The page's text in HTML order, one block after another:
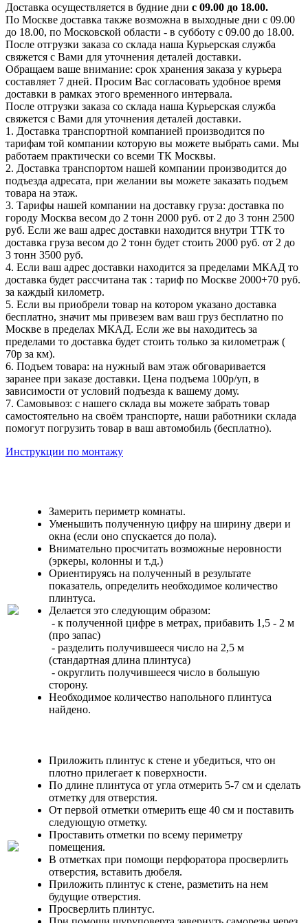
Доставка осуществляется в будние дни с 09.00 до 18.00.
По Москве доставка также возможна в выходные дни с 09.00
до 18.00, по Московской области - в субботу с 09.00 до 18.00.
После отгрузки заказа со склада наша Курьерская служба
свяжется с Вами для уточнения деталей доставки.
Обращаем ваше внимание: срок хранения заказа у курьера
составляет 7 дней. Просим Вас согласовать удобное время
доставки в рамках этого временного интервала.
После отгрузки заказа со склада наша Курьерская служба
свяжется с Вами для уточнения деталей доставки.
1. Доставка транспортной компанией производится по
тарифам той компании которую вы можете выбрать сами. Мы
работаем практически со всеми ТК Москвы.
2. Доставка транспортом нашей компании производится до
подъезда адресата, при желании вы можете заказать подъем
товара на этаж.
3. Тарифы нашей компании на доставку груза: доставка по
городу Москва весом до 2 тонн 2000 руб. от 2 до 3 тонн 2500
руб. Если же ваш адрес доставки находится внутри ТТК то
доставка груза весом до 2 тонн будет стоить 2000 руб. от 2 до
3 тонн 3500 руб.
4. Если ваш адрес доставки находится за пределами МКАД то
доставка будет рассчитана так : тариф по Москве 2000+70 руб.
за каждый километр.
5. Если вы приобрели товар на котором указано доставка
бесплатно, значит мы привезем вам ваш груз бесплатно по
Москве в пределах МКАД. Если же вы находитесь за
пределами то доставка будет стоить только за километраж (
70р за км).
6. Подъем товара: на нужный вам этаж обговаривается
заранее при заказе доставки. Цена подъема 100р/уп, в
зависимости от условий подъезда к вашему дому.
7. Самовывоз: с нашего склада вы можете забрать товар
самостоятельно на своём транспорте, наши работники склада
помогут погрузить товар в ваш автомобиль (бесплатно).
Инструкции по монтажу
Замерить периметр комнаты.
Уменьшить полученную цифру на ширину двери и
окна (если оно спускается до пола).
Внимательно просчитать возможные неровности
(эркеры, колонны и т.д.)
Ориентируясь на полученный в результате
показатель, определить необходимое количество
плинтуса.
Делается это следующим образом:
- к полученной цифре в метрах, прибавить 1,5 - 2 м
(про запас)
- разделить получившееся число на 2,5 м
(стандартная длина плинтуса)
- округлить получившееся число в большую
сторону.
Необходимое количество напольного плинтуса
найдено.
Приложить плинтус к стене и убедиться, что он
плотно прилегает к поверхности.
По длине плинтуса от угла отмерить 5-7 см и сделать
отметку для отверстия.
От первой отметки отмерить еще 40 см и поставить
следующую отметку.
Проставить отметки по всему периметру
помещения.
В отметках при помощи перфоратора просверлить
отверстия, вставить дюбеля.
Приложить плинтус к стене, разметить на нем
будущие отверстия.
Просверлить плинтус.